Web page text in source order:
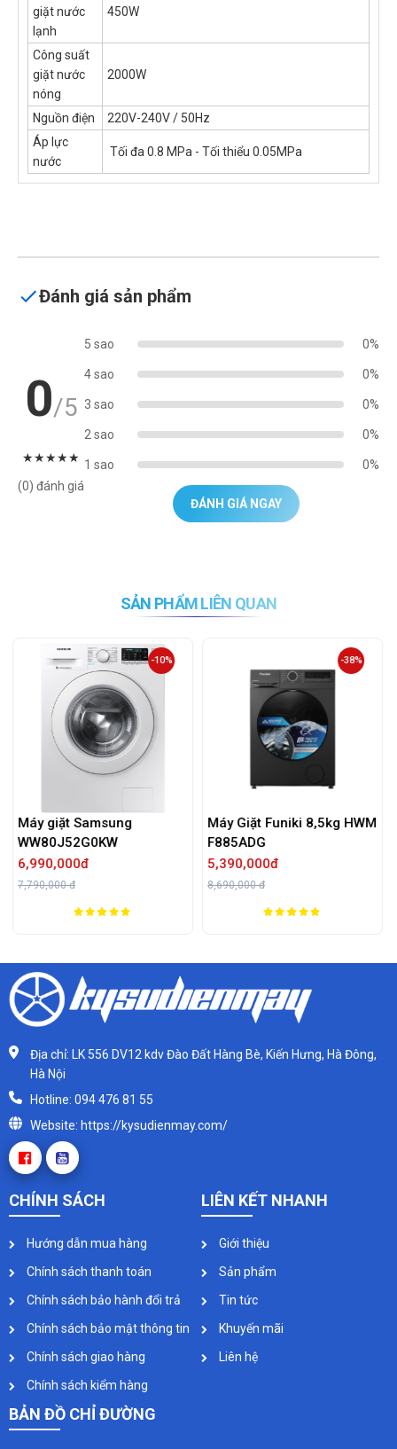
giặt nước
lạnh
450W
Công suất
giặt nước
nóng
2000W
Nguồn điện
220V-240V / 50Hz
Áp lực
nước
Tối đa 0.8 MPa - Tối thiểu 0.05MPa
Đánh giá sản phẩm
0/5
★★★★★
(0) đánh giá
5 sao 0%
4 sao 0%
3 sao 0%
2 sao 0%
1 sao 0%
ĐÁNH GIÁ NGAY
SẢN PHẨM LIÊN QUAN
Máy Giặt Funiki 8,5kg HWM
F885ADG
5,390,000đ
8,690,000 đ
Máy Giặt LG Inverter 9
FB1209S6M
7,090,000đ
15,000,000 đ
Địa chỉ: LK 556 DV12 kdv Đào Đất Hàng Bè, Kiến Hưng, Hà Đông,
Hà Nội
Hotline: 094 476 81 55
Website: https://kysudienmay.com/
CHÍNH SÁCH
Hướng dẫn mua hàng
Chính sách thanh toán
Chính sách bảo hành đổi trả
Chính sách bảo mật thông tin
Chính sách giao hàng
Chính sách kiểm hàng
LIÊN KẾT NHANH
Giới thiệu
Sản phẩm
Tin tức
Khuyến mãi
Liên hệ
BẢN ĐỒ CHỈ ĐƯỜNG